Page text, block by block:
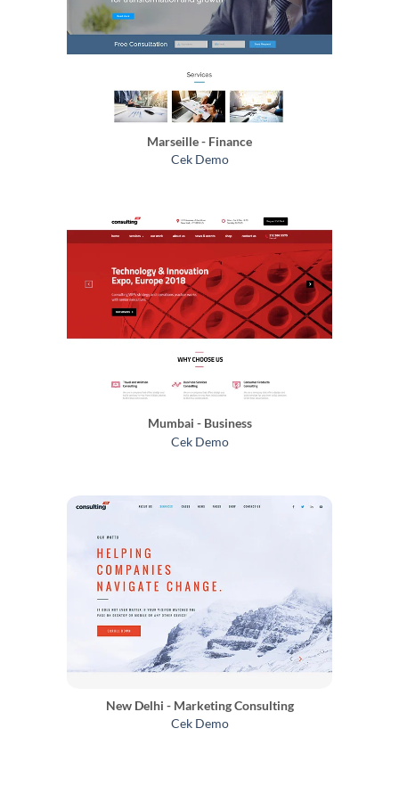
Marseille - Finance
Cek Demo
Mumbai - Business
Cek Demo
New Delhi - Marketing Consulting
Cek Demo